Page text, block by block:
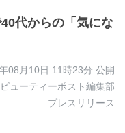
代からの「気にな
08月10日 11時23分 公開
ビューティーポスト編集部
プレスリリース